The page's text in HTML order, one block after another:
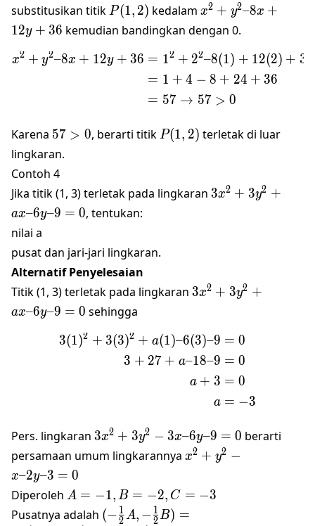
substitusikan titik 𝑃(1,
2)
P(1, 2) kedalam 𝑥^2+𝑦^2–
8𝑥+12𝑦+36
x2 + y2–8x +
12y + 36 kemudian bandingkan dengan 0.
\begin{align*}
x2 + y2–8x + 12y + 36 = 12 + 22–8(1) + 12(2) + 36
= 1 + 4 − 8 + 24 + 36
= 57 → 57 > 0
Karena 57>0
57 > 0, berarti titik 𝑃(1,
P(1, 2) terletak di luar
lingkaran.
Contoh 4
Jika titik (1, 3) terletak pada lingkaran 3𝑥^2+3𝑦^2+𝑎𝑥–
3x2 + 3y2 +
ax–6y–9 = 0, tentukan:
nilai a
pusat dan jari-jari lingkaran.
Alternatif Penyelesaian
Titik (1, 3) terletak pada lingkaran 3𝑥^2+3𝑦^2+𝑎𝑥–
3x2 + 3y2 +
ax–6y–9 = 0 sehingga
\begin{align*}
3(1)2 + 3(3)2 + a(1)–6(3)–9
3 + 27 + a–18–9
a + 3
a
= 0
= 0
= 0
= −3
Pers. lingkaran 3𝑥^2+3𝑦^2−3𝑥–
6𝑦–9=0
3x2 + 3y2 − 3x–6y–9 = 0 berarti
persamaan umum lingkarannya 𝑥^2+𝑦^2−𝑥–
x2 + y2 −
x–2y–3 = 0
Diperoleh 𝐴=−1,
𝐵=−2,
A = −1, B = −2, C = −3
Pusatnya adalah (−
(− 2
1 A, − 2
1 B) =